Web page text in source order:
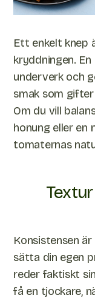
Ett enkelt knep
kryddningen.
underverk och
smak som
Om du vill
honung eller en
tomaternas
Konsistensen
sätta din egen
reder faktiskt
få en tjockare,